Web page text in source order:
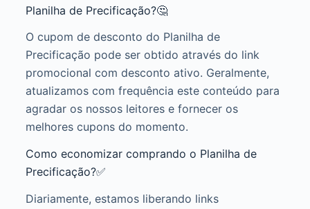
Planilha de Precificação?🤔
O cupom de desconto do Planilha de
Precificação pode ser obtido através do link
promocional com desconto ativo. Geralmente,
atualizamos com frequência este conteúdo para
agradar os nossos leitores e fornecer os
melhores cupons do momento.
Como economizar comprando o Planilha de
Precificação?✅
Diariamente, estamos liberando links